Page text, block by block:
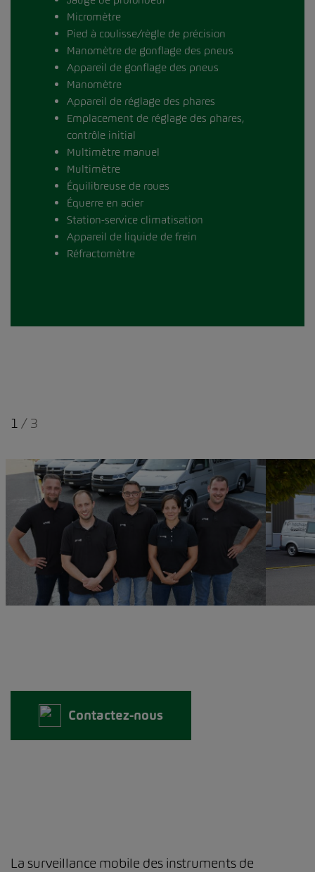
Micromètre
Pied à coulisse/règle de précision
Manomètre de gonflage des pneus
Appareil de gonflage des pneus
Manomètre
Appareil de réglage des phares
Emplacement de réglage des phares,
contrôle initial
Multimètre manuel
Multimètre
Équilibreuse de roues
Équerre en acier
Station-service climatisation
Appareil de liquide de frein
Réfractomètre
1 / 3
Contactez-nous
La surveillance mobile des instruments de